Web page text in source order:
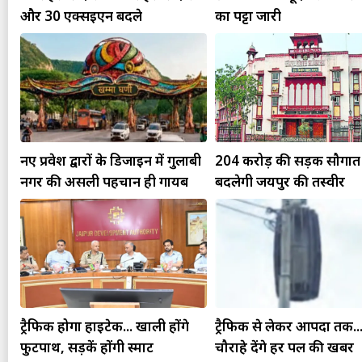
और 30 एक्सईएन बदले
का पट्टा जारी
नए प्रवेश द्वारों के डिजाइन में गुलाबी
नगर की असली पहचान ही गायब
204 करोड़ की सड़क
बदलेगी जयपुर की तस्वीर
ट्रैफिक होगा हाईटेक... खाली होंगे
फुटपाथ, सड़कें होंगी स्मार्ट
ट्रैफिक से लेकर आपदा
चौराहे देंगे हर पल की खबर